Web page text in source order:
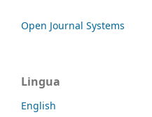
Open Journal Systems
Lingua
English